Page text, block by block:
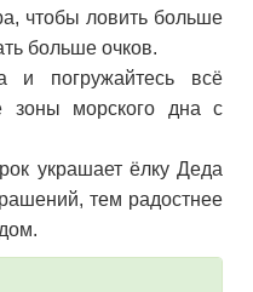
чтобы ловить больше
больше очков.
и погружайтесь всё
зоны морского дна с
украшает ёлку Деда
тем радостнее